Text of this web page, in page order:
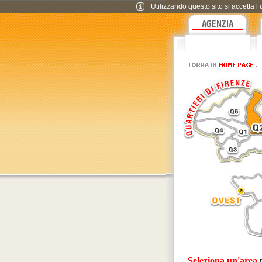
Utilizzando questo sito si accetta